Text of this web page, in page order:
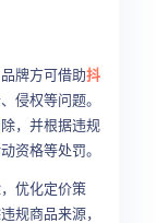
牌方可借助抖
侵权等问题。
，并根据违规
资格等处罚。
优化定价策
规商品来源，